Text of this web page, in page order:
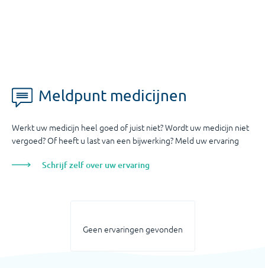
Meldpunt medicijnen
Werkt uw medicijn heel goed of juist niet? Wordt uw medicijn niet
vergoed? Of heeft u last van een bijwerking? Meld uw ervaring
Schrijf zelf over uw ervaring
Geen ervaringen gevonden